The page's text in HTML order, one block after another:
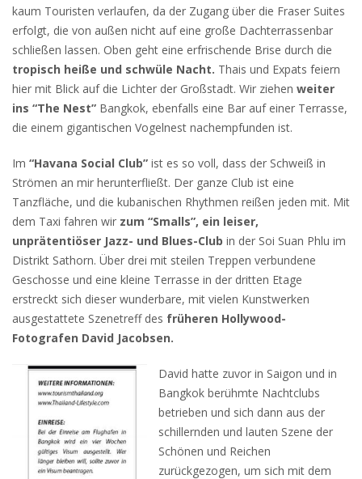
kaum Touristen verlaufen, da der Zugang über die Fraser Suites
erfolgt, die von außen nicht auf eine große Dachterrassenbar
schließen lassen. Oben geht eine erfrischende Brise durch die
tropisch heiße und schwüle Nacht. Thais und Expats feiern
hier mit Blick auf die Lichter der Großstadt. Wir ziehen weiter
ins “The Nest” Bangkok, ebenfalls eine Bar auf einer Terrasse,
die einem gigantischen Vogelnest nachempfunden ist.
Im “Havana Social Club” ist es so voll, dass der Schweiß in
Strömen an mir herunterfließt. Der ganze Club ist eine
Tanzfläche, und die kubanischen Rhythmen reißen jeden mit. Mit
dem Taxi fahren wir zum “Smalls”, ein leiser,
unprätentiöser Jazz- und Blues-Club in der Soi Suan Phlu im
Distrikt Sathorn. Über drei mit steilen Treppen verbundene
Geschosse und eine kleine Terrasse in der dritten Etage
erstreckt sich dieser wunderbare, mit vielen Kunstwerken
ausgestattete Szenetreff des früheren Hollywood-
Fotografen David Jacobsen.
David hatte zuvor in Saigon und in
Bangkok berühmte Nachtclubs
betrieben und sich dann aus der
schillernden und lauten Szene der
Schönen und Reichen
zurückgezogen, um sich mit dem